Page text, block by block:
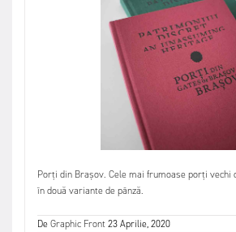
Porți din Brașov. Cele mai frumoase porți vechi
în două variante de pânză.
DeGraphic Front23 Aprilie, 2020